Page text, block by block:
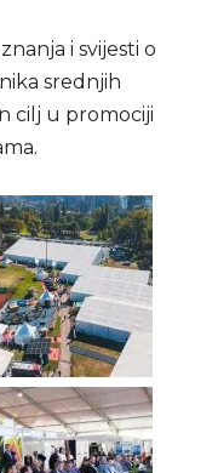
i svijesti o
srednjih
cilj u promociji